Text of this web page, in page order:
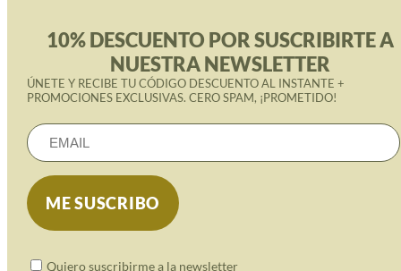
10% DESCUENTO POR SUSCRIBIRTE A
NUESTRA NEWSLETTER
ÚNETE Y RECIBE TU CÓDIGO DESCUENTO AL INSTANTE +
PROMOCIONES EXCLUSIVAS. CERO SPAM, ¡PROMETIDO!
Quiero suscribirme a la newsletter